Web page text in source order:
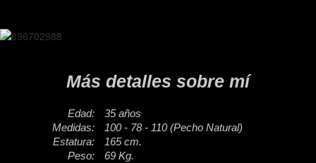
Más detalles sobre mí
Edad:
35 años
Medidas:
100 - 78 - 110 (Pecho Natural)
Estatura:
165 cm.
Peso:
69 Kg.